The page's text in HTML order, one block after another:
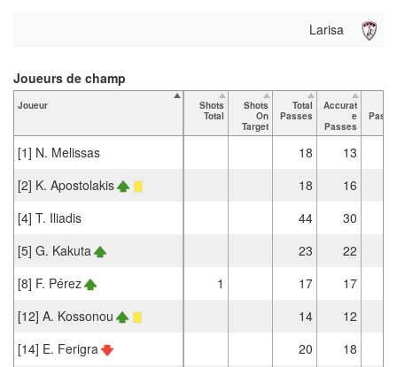
Larisa
Joueur
Shots
Total
Shots
On
Target
Total
Passes
Accurat
e
Passes
[1] N. Melissas 18
13
[2] K. Apostolakis
18 16
[4] T. Iliadis
44
30
[5] G. Kakuta
23 22
[8] F. Pérez
1 17
17
[12] A. Kossonou
14
12
[14] E. Ferigra
20 18
Joueurs de champ